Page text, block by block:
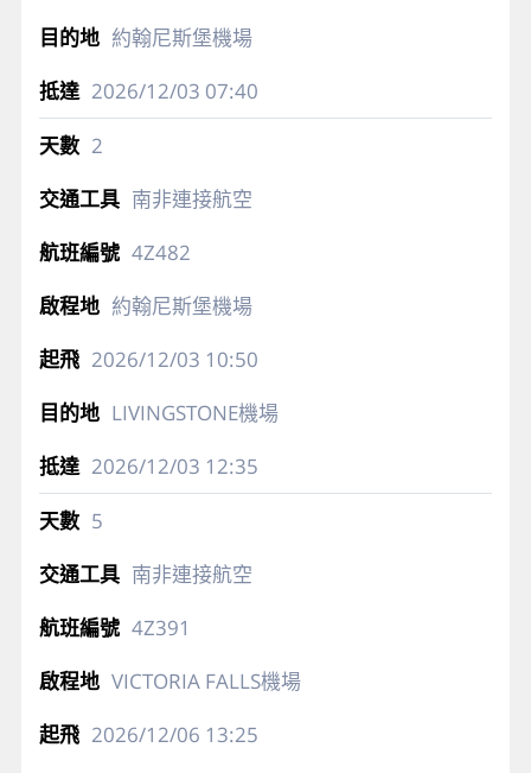
約翰尼斯堡機場
2026/12/03 07:40
2
南非連接航空
4Z482
約翰尼斯堡機場
2026/12/03 10:50
LIVINGSTONE機場
2026/12/03 12:35
5
南非連接航空
4Z391
VICTORIA FALLS機場
2026/12/06 13:25